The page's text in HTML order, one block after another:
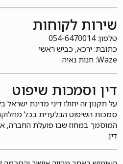
שירות לקוחות
טלפון: 054-6470014
כתובת: ירכא, כביש ראשי
Waze: חנות נאיה
דין וסמכות שיפוט
על תקנון זה יחולו דיני מדינת ישראל
סמכות השיפוט הבלעדית בכל
המוסמך במחוז שבו פועלת החברה,
דין.